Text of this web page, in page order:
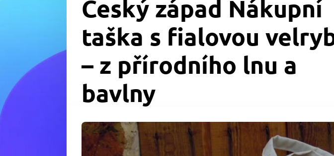
Český západ Nákupní
taška s fialovou
– z přírodního lnu a
bavlny